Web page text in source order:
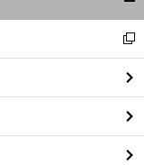
閉
る
新
し
い
ウ
ィ
ン
ド